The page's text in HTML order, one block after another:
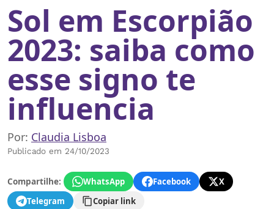
Sol em Escorpião
2023: saiba como
esse signo te
influencia
Por: Claudia Lisboa
Publicado em 24/10/2023
Compartilhe: WhatsApp Facebook
X
Telegram
Copiar link